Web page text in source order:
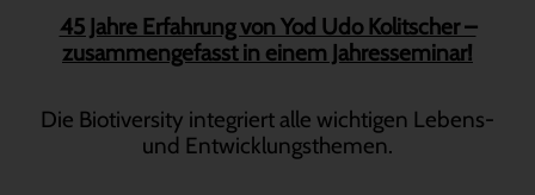
45 Jahre Erfahrung von Yod Udo Kolitscher –
zusammengefasst in einem Jahresseminar!
Die Biotiversity integriert alle wichtigen Lebens-
und Entwicklungsthemen.